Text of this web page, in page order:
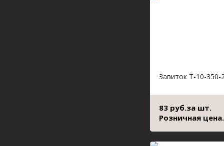
Завиток Т-10-350-
83 руб.за шт.
Розничная цена.